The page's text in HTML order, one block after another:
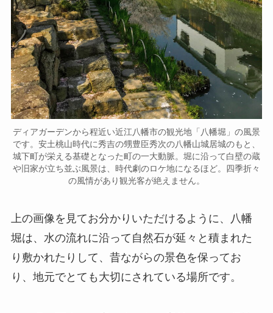
ディアガーデンから程近い近江八幡市の観光地「八幡堀」の風景
です。安土桃山時代に秀吉の甥豊臣秀次の八幡山城居城のもと、
城下町が栄える基礎となった町の一大動脈。堀に沿って白壁の蔵
や旧家が立ち並ぶ風景は、時代劇のロケ地になるほど。四季折々
の風情があり観光客が絶えません。
上の画像を見てお分かりいただけるように、八幡
堀は、水の流れに沿って自然石が延々と積まれた
り敷かれたりして、昔ながらの景色を保ってお
り、地元でとても大切にされている場所です。